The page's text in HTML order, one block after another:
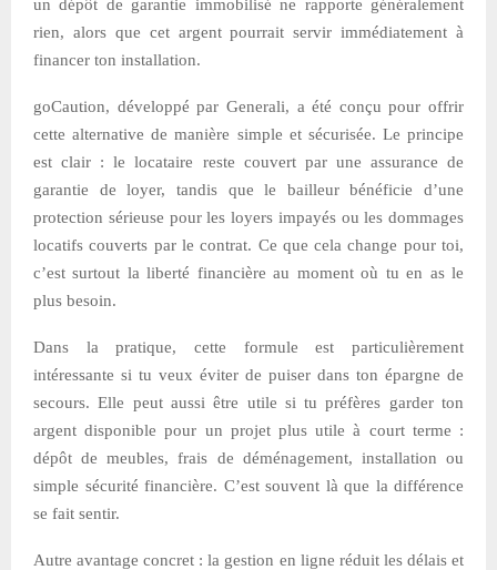
un dépôt de garantie immobilisé ne rapporte généralement
rien, alors que cet argent pourrait servir immédiatement à
financer ton installation.
goCaution, développé par Generali, a été conçu pour offrir
cette alternative de manière simple et sécurisée. Le principe
est clair : le locataire reste couvert par une assurance de
garantie de loyer, tandis que le bailleur bénéficie d’une
protection sérieuse pour les loyers impayés ou les dommages
locatifs couverts par le contrat. Ce que cela change pour toi,
c’est surtout la liberté financière au moment où tu en as le
plus besoin.
Dans la pratique, cette formule est particulièrement
intéressante si tu veux éviter de puiser dans ton épargne de
secours. Elle peut aussi être utile si tu préfères garder ton
argent disponible pour un projet plus utile à court terme :
dépôt de meubles, frais de déménagement, installation ou
simple sécurité financière. C’est souvent là que la différence
se fait sentir.
Autre avantage concret : la gestion en ligne réduit les délais et